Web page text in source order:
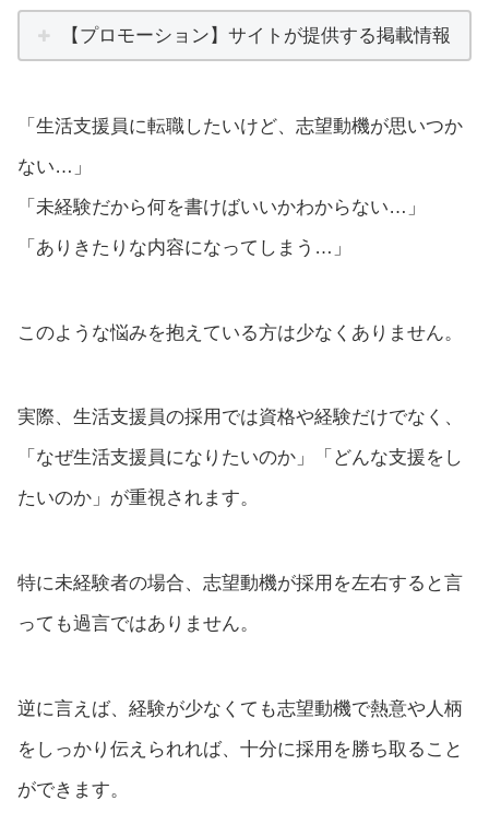
【プロモーション】サイトが提供する掲載情報
「生活支援員に転職したいけど、志望動機が思いつか
ない…」
「未経験だから何を書けばいいかわからない…」
「ありきたりな内容になってしまう…」
このような悩みを抱えている方は少なくありません。
実際、生活支援員の採用では資格や経験だけでなく、
「なぜ生活支援員になりたいのか」「どんな支援をし
たいのか」が重視されます。
特に未経験者の場合、志望動機が採用を左右すると言
っても過言ではありません。
逆に言えば、経験が少なくても志望動機で熱意や人柄
をしっかり伝えられれば、十分に採用を勝ち取ること
ができます。